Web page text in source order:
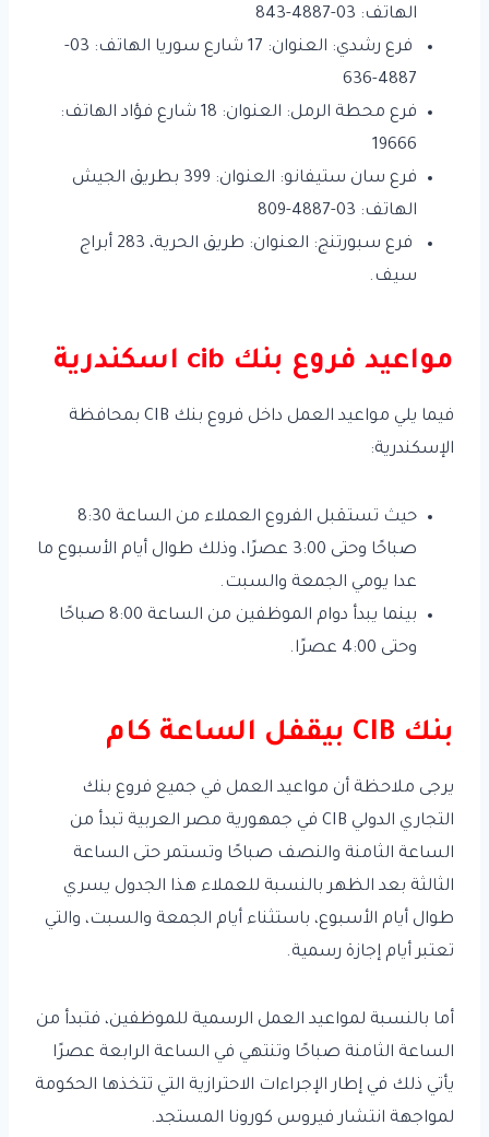
الهاتف: 03-4887-843
فرع رشدي: العنوان: 17 شارع سوريا الهاتف: 03-
4887-636
فرع محطة الرمل: العنوان: 18 شارع فؤاد الهاتف:
19666
فرع سان ستيفانو: العنوان: 399 بطريق الجيش
الهاتف: 03-4887-809
فرع سبورتنج: العنوان: طريق الحرية، 283 أبراج
سيف.
مواعيد فروع بنك cib اسكندرية
فيما يلي مواعيد العمل داخل فروع بنك CIB بمحافظة
الإسكندرية:
حيث تستقبل الفروع العملاء من الساعة 8:30
صباحًا وحتى 3:00 عصرًا، وذلك طوال أيام الأسبوع ما
عدا يومي الجمعة والسبت.
بينما يبدأ دوام الموظفين من الساعة 8:00 صباحًا
وحتى 4:00 عصرًا.
بنك CIB بيقفل الساعة كام
يرجى ملاحظة أن مواعيد العمل في جميع فروع بنك
التجاري الدولي CIB في جمهورية مصر العربية تبدأ من
الساعة الثامنة والنصف صباحًا وتستمر حتى الساعة
الثالثة بعد الظهر بالنسبة للعملاء هذا الجدول يسري
طوال أيام الأسبوع، باستثناء أيام الجمعة والسبت، والتي
تعتبر أيام إجازة رسمية.
أما بالنسبة لمواعيد العمل الرسمية للموظفين، فتبدأ من
الساعة الثامنة صباحًا وتنتهي في الساعة الرابعة عصرًا
يأتي ذلك في إطار الإجراءات الاحترازية التي تتخذها الحكومة
لمواجهة انتشار فيروس كورونا المستجد.